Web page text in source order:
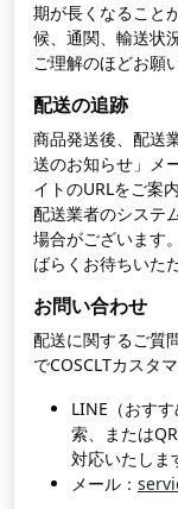
期が長くなること
候、通関、輸送状
ご理解のほどお願
配送の追跡
商品発送後、配送
送のお知らせ」メ
イトのURLをご案
配送業者のシステ
場合がございます
ばらくお待ちいた
お問い合わせ
配送に関するご質
でCOSCLTカスタ
LINE（おす
索、または
対応いたしま
メール：